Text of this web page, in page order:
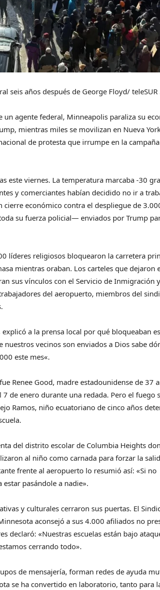
seis años después de George Floyd/ teleSUR
un agente federal, Minneapolis paraliza su
mientras miles se movilizan en Nueva
de protesta que irrumpe en la campaña
este viernes. La temperatura marcaba -30
y comerciantes habían decidido no ir a
cierre económico contra el despliegue de
su fuerza policial— enviados por Trump
líderes religiosos bloquearon la carretera
mientras oraban. Los carteles que dejaron
sus vínculos con el Servicio de Inmigración
del aeropuerto, miembros del
a la prensa local por qué bloqueaban
vecinos son enviados a Dios sabe
este mes«.
Renee Good, madre estadounidense de 37
7 de enero durante una redada. Pero el fuego
Ramos, niño ecuatoriano de cinco años
del distrito escolar de Columbia Heights
al niño como carnada para forzar la
frente al aeropuerto lo resumió así: «Si no
pasándole a nadie».
y culturales cerraron sus puertas. El
aconsejó a sus 4.000 afiliados no
declaró: «Nuestras escuelas están bajo
cerrando todo».
de mensajería, forman redes de ayuda
se ha convertido en laboratorio, tanto para